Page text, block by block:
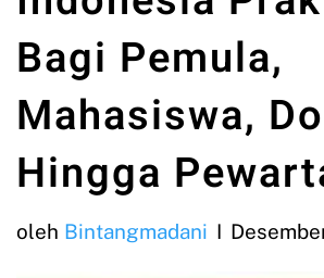
Bagi Pemula,
Mahasiswa,
Hingga
oleh Bintangmadani